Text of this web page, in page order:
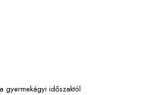
gyermekágyi időszaktól